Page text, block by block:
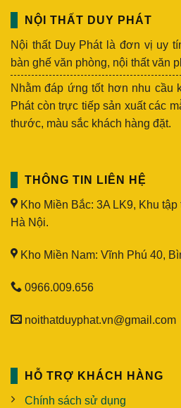
NỘI THẤT DUY PHÁT
Nội thất Duy Phát là đơn vị uy
bàn ghế văn phòng, nội thất văn
Nhằm đáp ứng tốt hơn nhu cầu
Phát còn trực tiếp sản xuất các
thước, màu sắc khách hàng đặt.
THÔNG TIN LIÊN HỆ
Kho Miền Bắc: 3A LK9, Khu
Hà Nội.
Kho Miền Nam: Vĩnh Phú 40,
0966.009.656
noithatduyphat.vn@gmail.com
HỖ TRỢ KHÁCH HÀNG
Chính sách sử dụng